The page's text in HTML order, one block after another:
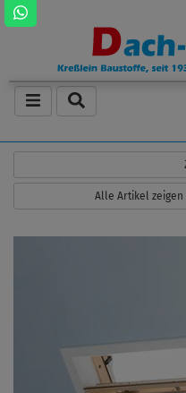
Alle Artikel zeigen